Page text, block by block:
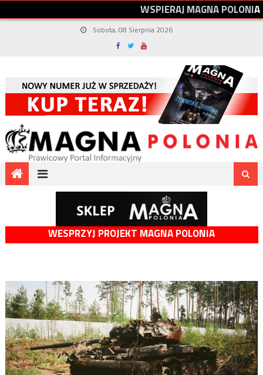
WSPIERAJMAGNAPOLONIA
Sobota, 08 Sierpnia 2026
WESPRZYJ PROJEKT MAGNA POLONIA